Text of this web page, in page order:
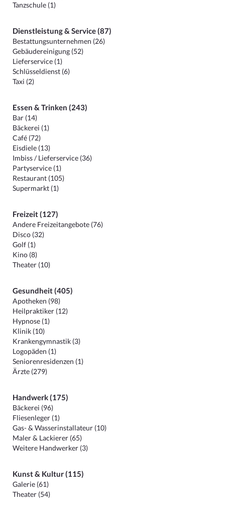
Tanzschule (1)
Dienstleistung & Service (87)
Bestattungsunternehmen (26)
Gebäudereinigung (52)
Lieferservice (1)
Schlüsseldienst (6)
Taxi (2)
Essen & Trinken (243)
Bar (14)
Bäckerei (1)
Café (72)
Eisdiele (13)
Imbiss / Lieferservice (36)
Partyservice (1)
Restaurant (105)
Supermarkt (1)
Freizeit (127)
Andere Freizeitangebote (76)
Disco (32)
Golf (1)
Kino (8)
Theater (10)
Gesundheit (405)
Apotheken (98)
Heilpraktiker (12)
Hypnose (1)
Klinik (10)
Krankengymnastik (3)
Logopäden (1)
Seniorenresidenzen (1)
Ärzte (279)
Handwerk (175)
Bäckerei (96)
Fliesenleger (1)
Gas- & Wasserinstallateur (10)
Maler & Lackierer (65)
Weitere Handwerker (3)
Kunst & Kultur (115)
Galerie (61)
Theater (54)